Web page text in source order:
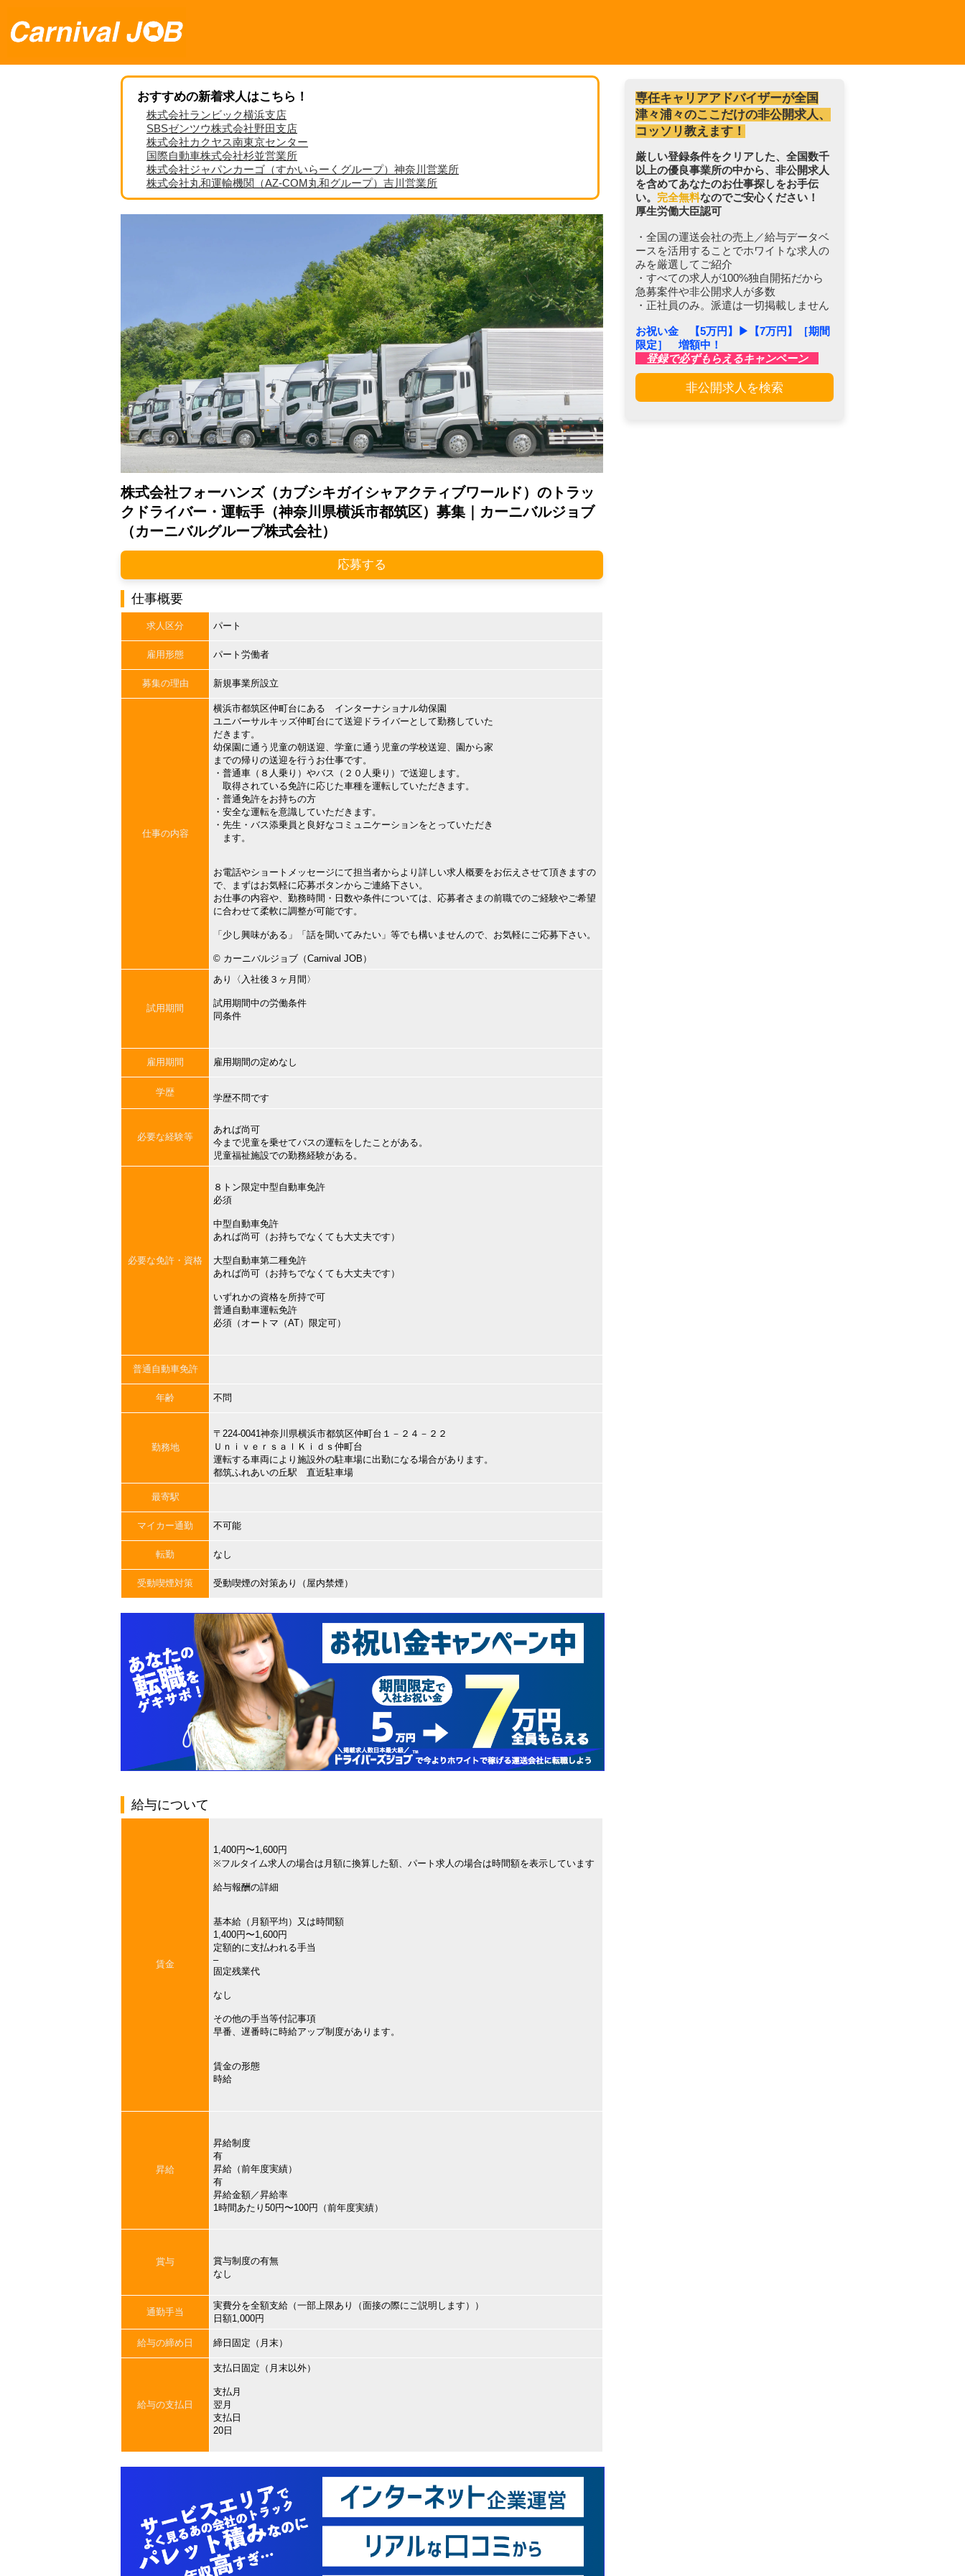
おすすめの新着求人はこちら！
株式会社ランビック横浜支店
SBSゼンツウ株式会社野田支店
株式会社カクヤス南東京センター
国際自動車株式会社杉並営業所
株式会社ジャパンカーゴ（すかいらーくグループ）神奈川営業所
株式会社丸和運輸機関（AZ-COM丸和グループ）吉川営業所
株式会社フォーハンズ（カブシキガイシャアクティブワールド）のトラッ
クドライバー・運転手（神奈川県横浜市都筑区）募集｜カーニバルジョブ
（カーニバルグループ株式会社）
応募する
仕事概要
求人区分 パート
雇用形態 パート労働者
募集の理由 新規事業所設立
仕事の内容
横浜市都筑区仲町台にある インターナショナル幼保園
ユニバーサルキッズ仲町台にて送迎ドライバーとして勤務していた
だきます。
幼保園に通う児童の朝送迎、学童に通う児童の学校送迎、園から家
までの帰りの送迎を行うお仕事です。
・普通車（８人乗り）やバス（２０人乗り）で送迎します。
取得されている免許に応じた車種を運転していただきます。
・普通免許をお持ちの方
・安全な運転を意識していただきます。
・先生・バス添乗員と良好なコミュニケーションをとっていただき
ます。
お電話やショートメッセージにて担当者からより詳しい求人概要をお伝えさせて頂きますの
で、まずはお気軽に応募ボタンからご連絡下さい。
お仕事の内容や、勤務時間・日数や条件については、応募者さまの前職でのご経験やご希望
に合わせて柔軟に調整が可能です。
「少し興味がある」「話を聞いてみたい」等でも構いませんので、お気軽にご応募下さい。
©︎ カーニバルジョブ（Carnival JOB）
試用期間
あり〈入社後３ヶ月間〉
試用期間中の労働条件
同条件
雇用期間 雇用期間の定めなし
学歴
学歴不問です
必要な経験等
あれば尚可
今まで児童を乗せてバスの運転をしたことがある。
児童福祉施設での勤務経験がある。
必要な免許・資格
８トン限定中型自動車免許
必須
中型自動車免許
あれば尚可（お持ちでなくても大丈夫です）
大型自動車第二種免許
あれば尚可（お持ちでなくても大丈夫です）
いずれかの資格を所持で可
普通自動車運転免許
必須（オートマ（AT）限定可）
普通自動車免許
年齢 不問
勤務地
〒224-0041神奈川県横浜市都筑区仲町台１－２４－２２
ＵｎｉｖｅｒｓａｌＫｉｄｓ仲町台
運転する車両により施設外の駐車場に出勤になる場合があります。
都筑ふれあいの丘駅 直近駐車場
最寄駅
マイカー通勤 不可能
転勤 なし
受動喫煙対策 受動喫煙の対策あり（屋内禁煙）
給与について
賃金
1,400円〜1,600円
※フルタイム求人の場合は月額に換算した額、パート求人の場合は時間額を表示しています
給与報酬の詳細
基本給（月額平均）又は時間額
1,400円〜1,600円
定額的に支払われる手当
–
固定残業代
なし
その他の手当等付記事項
早番、遅番時に時給アップ制度があります。
賃金の形態
時給
昇給
昇給制度
有
昇給（前年度実績）
有
昇給金額／昇給率
1時間あたり50円〜100円（前年度実績）
賞与
賞与制度の有無
なし
通勤手当
実費分を全額支給（一部上限あり（面接の際にご説明します））
日額1,000円
給与の締め日 締日固定（月末）
給与の支払日
支払日固定（月末以外）
支払月
翌月
支払日
20日
専任キャリアアドバイザーが全国
津々浦々のここだけの非公開求人、
コッソリ教えます！
厳しい登録条件をクリアした、全国数千
以上の優良事業所の中から、非公開求人
を含めてあなたのお仕事探しをお手伝
い。 完全無料なのでご安心ください！
厚生労働大臣認可
・全国の運送会社の売上／給与データベ
ースを活用することでホワイトな求人の
みを厳選してご紹介
・すべての求人が100%独自開拓だから
急募案件や非公開求人が多数
・正社員のみ。派遣は一切掲載しません
お祝い金 【5万円】▶︎【7万円】［期間
限定］ 増額中！
登録で必ずもらえるキャンペーン
非公開求人を検索